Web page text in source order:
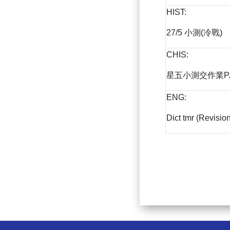
HIST:
27/5 小測(冷戰)
CHIS:
星五小測交作業
ENG:
Dict tmr